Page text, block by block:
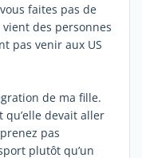
faites pas de
des personnes
pas venir aux US
de ma fille.
devait aller
pas
plutôt qu’un